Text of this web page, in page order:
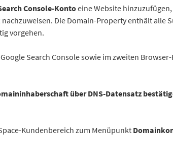
Console-Kontoeine Website
Die Domain-Property enthält alle
vorgehen.
Search Console sowie im zweiten
über DNS-Datensatz
Kundenbereich zum Menüpunkt